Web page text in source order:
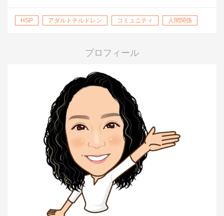
HSP アダルトチルドレン コミュニティ 人間関係
プロフィール